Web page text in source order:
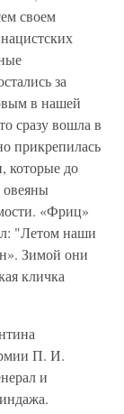
своем
за
в нашей
сразу вошла в
прикрепилась
которые до
овеяны
«Фриц»
"Летом наши
Зимой они
кличка
П. И.
и